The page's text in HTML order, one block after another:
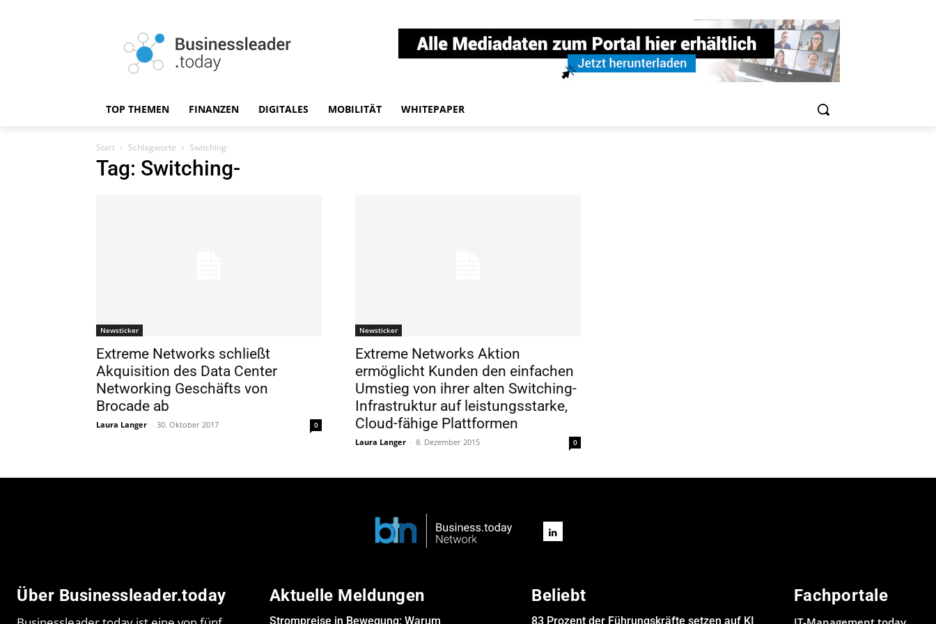
TOP THEMEN FINANZEN DIGITALES MOBILITÄT WHITEPAPER
Start Schlagworte Switching-
Tag: Switching-
Newsticker
Extreme Networks schließt
Akquisition des Data Center
Networking Geschäfts von
Brocade ab
Laura Langer - 30. Oktober 2017 0
Newsticker
Extreme Networks Aktion
ermöglicht Kunden den einfachen
Umstieg von ihrer alten Switching-
Infrastruktur auf leistungsstarke,
Cloud-fähige Plattformen
Laura Langer - 8. Dezember 2015 0
Über Businessleader.today Aktuelle Meldungen
Strompreise in Bewegung: Warum
Beliebt
83 Prozent der Führungskräfte setzen auf KI
Fachportale